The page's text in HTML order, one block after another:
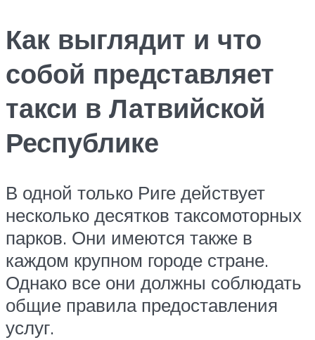
Как выглядит и что
собой представляет
такси в Латвийской
Республике
В одной только Риге действует
несколько десятков таксомоторных
парков. Они имеются также в
каждом крупном городе стране.
Однако все они должны соблюдать
общие правила предоставления
услуг.